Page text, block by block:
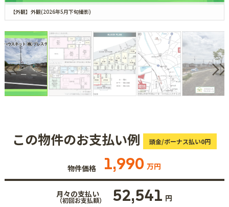
【外観】外観(2026年5月下旬撮影)
この物件のお支払い例 頭金/ボーナス払い0円
物件価格 1,990 万円
月々の支払い
（初回お支払額） 52,541 円